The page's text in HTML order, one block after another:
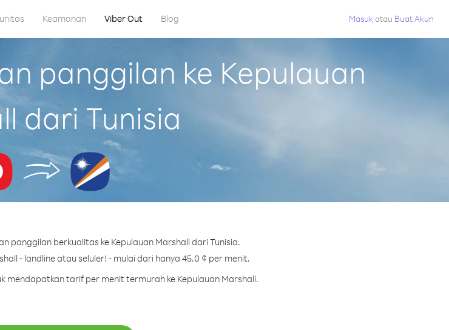
Keamanan Viber Out Blog Masuk atau Buat Akun
panggilan ke Kepulauan
dari Tunisia
panggilan berkualitas ke Kepulauan Marshall dari Tunisia.
- landline atau seluler! - mulai dari hanya 45.0 ¢ per menit.
mendapatkan tarif per menit termurah ke Kepulauan Marshall.